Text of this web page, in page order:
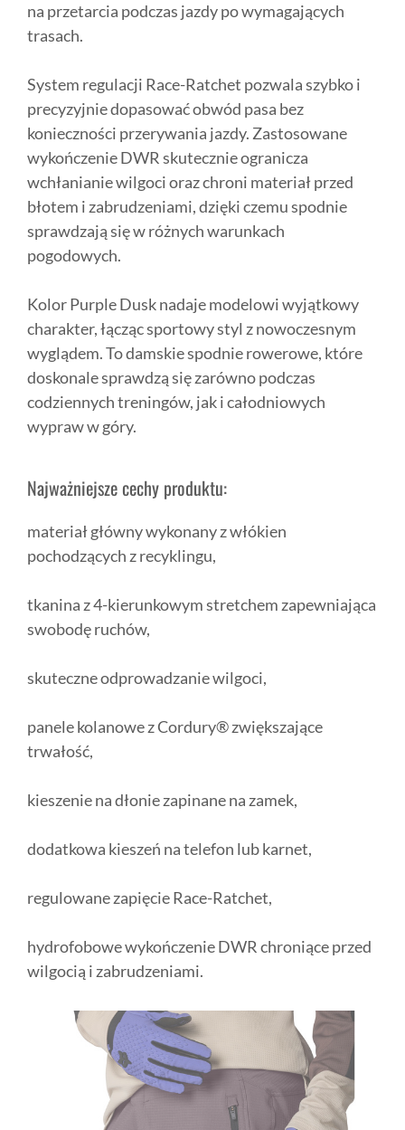
na przetarcia podczas jazdy po wymagających
trasach.
System regulacji Race-Ratchet pozwala szybko i
precyzyjnie dopasować obwód pasa bez
konieczności przerywania jazdy. Zastosowane
wykończenie DWR skutecznie ogranicza
wchłanianie wilgoci oraz chroni materiał przed
błotem i zabrudzeniami, dzięki czemu spodnie
sprawdzają się w różnych warunkach
pogodowych.
Kolor Purple Dusk nadaje modelowi wyjątkowy
charakter, łącząc sportowy styl z nowoczesnym
wyglądem. To damskie spodnie rowerowe, które
doskonale sprawdzą się zarówno podczas
codziennych treningów, jak i całodniowych
wypraw w góry.
Najważniejsze cechy produktu:
materiał główny wykonany z włókien
pochodzących z recyklingu,
tkanina z 4-kierunkowym stretchem zapewniająca
swobodę ruchów,
skuteczne odprowadzanie wilgoci,
panele kolanowe z Cordury® zwiększające
trwałość,
kieszenie na dłonie zapinane na zamek,
dodatkowa kieszeń na telefon lub karnet,
regulowane zapięcie Race-Ratchet,
hydrofobowe wykończenie DWR chroniące przed
wilgocią i zabrudzeniami.